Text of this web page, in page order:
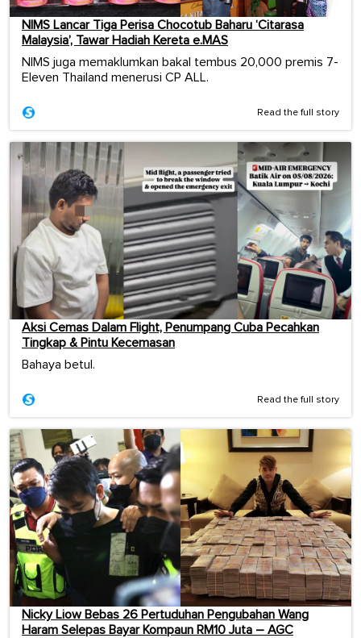
NIMS Lancar Tiga Perisa Chocotub Baharu ‘Citarasa
Malaysia’, Tawar Hadiah Kereta e.MAS
NIMS juga memaklumkan bakal tembus 20,000 premis 7-
Eleven Thailand menerusi CP ALL.
Read the full story
Aksi Cemas Dalam Flight, Penumpang Cuba Pecahkan
Tingkap & Pintu Kecemasan
Bahaya betul.
Read the full story
Nicky Liow Bebas 26 Pertuduhan Pengubahan Wang
Haram Selepas Bayar Kompaun RM10 Juta – AGC